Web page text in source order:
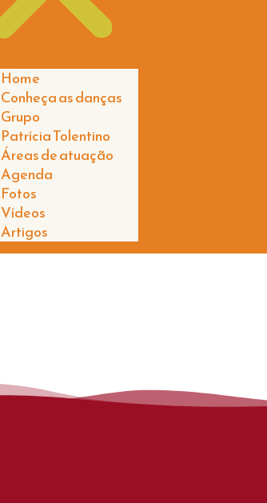
Home
Conheça as danças
Grupo
Patrícia Tolentino
Áreas de atuação
Agenda
Fotos
Vídeos
Artigos
Relação mais que especial é a que
mais conflituosa e desafiante…..
Venha participar da live conosco,
à nossa integridade, plenitude e
A live será na terça, 10/05/2022,
Gostou do tema? Mande para um